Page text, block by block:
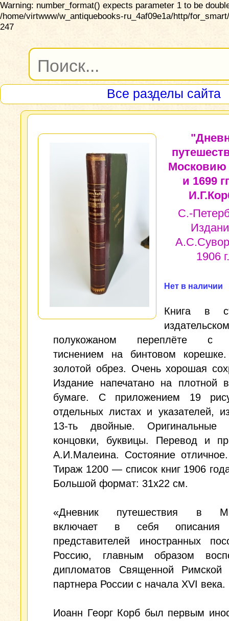
Warning: number_format() expects parameter 1 to be
/home/virtwww/w_antiquebooks-ru_4af09e1a/http/
247
Все разделы сайта
Московию
и 1699
С.-
1906 г.
Нет в наличии
Книга в
издательском
полукожаном переплёте с
тиснением на бинтовом
золотой обрез. Очень хорошая
Издание напечатано на плотной
бумаге. С приложением 19
отдельных листах и указателей,
13-ть двойные. Оригинальные
концовки, буквицы. Перевод и
А.И.Малеина. Состояние
Тираж 1200 — список книг 1906
Большой формат: 31х22 см.
«Дневник путешествия в
включает в себя описания
представителей иностранных
Россию, главным образом
дипломатов Священной Римской
партнера России с начала XVI века.
Иоанн Георг Корб был первым